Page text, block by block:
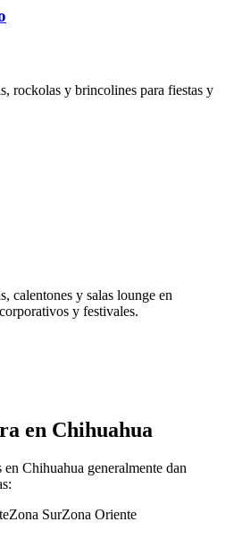
rockolas y brincolines para fiestas y
calentones y salas lounge en
y festivales.
en Chihuahua
en Chihuahua generalmente dan
Zona SurZona Oriente